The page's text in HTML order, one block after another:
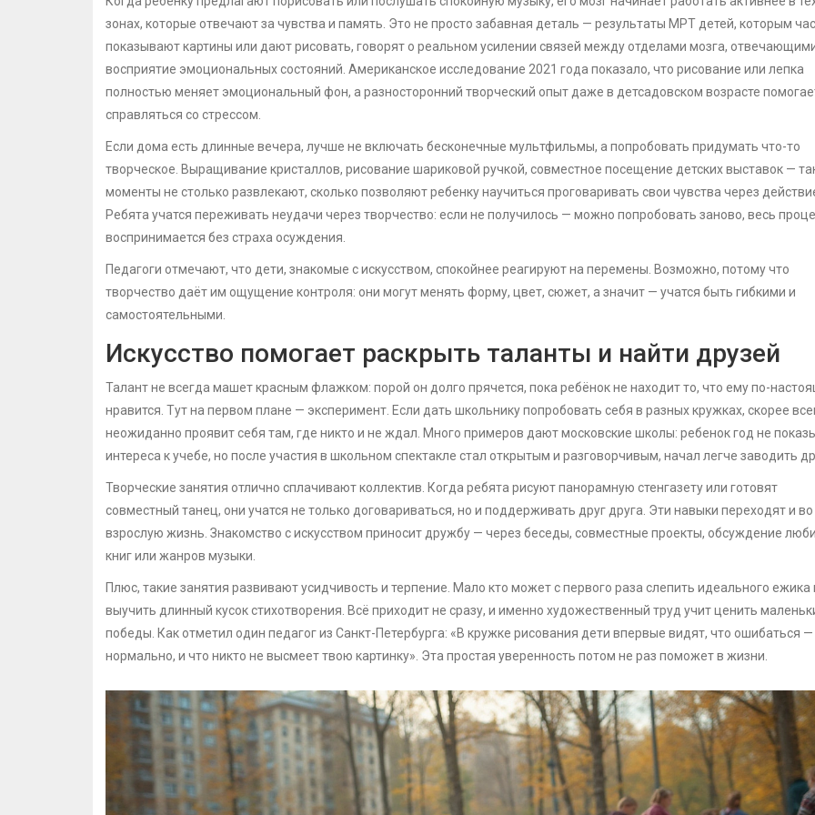
зонах, которые отвечают за чувства и память. Это не просто забавная деталь — результаты МРТ детей, которым
показывают картины или дают рисовать, говорят о реальном усилении связей между отделами мозга,
восприятие эмоциональных состояний. Американское исследование 2021 года показало, что рисование или лепка
полностью меняет эмоциональный фон, а разносторонний творческий опыт даже в детсадовском возрасте
справляться со стрессом.
Если дома есть длинные вечера, лучше не включать бесконечные мультфильмы, а попробовать придумать что-то
творческое. Выращивание кристаллов, рисование шариковой ручкой, совместное посещение детских выставок —
моменты не столько развлекают, сколько позволяют ребенку научиться проговаривать свои чувства через
Ребята учатся переживать неудачи через творчество: если не получилось — можно попробовать заново, весь
воспринимается без страха осуждения.
Педагоги отмечают, что дети, знакомые с искусством, спокойнее реагируют на перемены. Возможно, потому что
творчество даёт им ощущение контроля: они могут менять форму, цвет, сюжет, а значит — учатся быть гибкими и
самостоятельными.
Искусство помогает раскрыть таланты и найти друзей
Талант не всегда машет красным флажком: порой он долго прячется, пока ребёнок не находит то, что ему по-
нравится. Тут на первом плане — эксперимент. Если дать школьнику попробовать себя в разных кружках, скорее
неожиданно проявит себя там, где никто и не ждал. Много примеров дают московские школы: ребенок год не
интереса к учебе, но после участия в школьном спектакле стал открытым и разговорчивым, начал легче заводить
Творческие занятия отлично сплачивают коллектив. Когда ребята рисуют панорамную стенгазету или готовят
совместный танец, они учатся не только договариваться, но и поддерживать друг друга. Эти навыки переходят и во
взрослую жизнь. Знакомство с искусством приносит дружбу — через беседы, совместные проекты, обсуждение
книг или жанров музыки.
Плюс, такие занятия развивают усидчивость и терпение. Мало кто может с первого раза слепить идеального ежика
выучить длинный кусок стихотворения. Всё приходит не сразу, и именно художественный труд учит ценить
победы. Как отметил один педагог из Санкт-Петербурга: «В кружке рисования дети впервые видят, что ошибаться —
нормально, и что никто не высмеет твою картинку». Эта простая уверенность потом не раз поможет в жизни.